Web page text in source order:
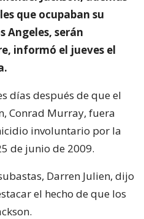
que ocupaban su
Angeles, serán
informó el jueves el
días después de que el
Conrad Murray, fuera
involuntario por la
de junio de 2009.
Darren Julien, dijo
el hecho de que los